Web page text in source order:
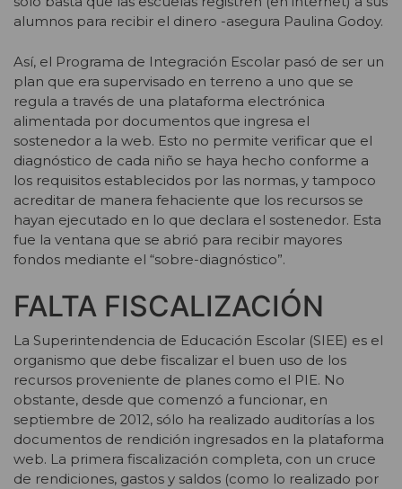
alumnos para recibir el dinero -asegura Paulina Godoy.
Así, el Programa de Integración Escolar pasó de ser un
plan que era supervisado en terreno a uno que se
regula a través de una plataforma electrónica
alimentada por documentos que ingresa el
sostenedor a la web. Esto no permite verificar que el
diagnóstico de cada niño se haya hecho conforme a
los requisitos establecidos por las normas, y tampoco
acreditar de manera fehaciente que los recursos se
hayan ejecutado en lo que declara el sostenedor. Esta
fue la ventana que se abrió para recibir mayores
fondos mediante el “sobre-diagnóstico”.
FALTA FISCALIZACIÓN
La Superintendencia de Educación Escolar (SIEE) es el
organismo que debe fiscalizar el buen uso de los
recursos proveniente de planes como el PIE. No
obstante, desde que comenzó a funcionar, en
septiembre de 2012, sólo ha realizado auditorías a los
documentos de rendición ingresados en la plataforma
web. La primera fiscalización completa, con un cruce
de rendiciones, gastos y saldos (como lo realizado por